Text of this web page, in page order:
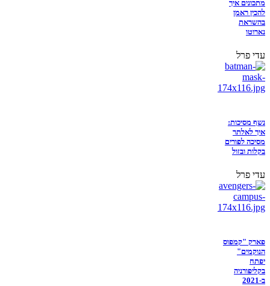
מתכונים איך
להכין ראמן
בהשראת
נארוטו
עדי פרל
נשף מסיכות:
איך לאלתר
מסיכה לפורים
בקלות ובזול
עדי פרל
פארק "קמפוס
הנוקמים"
יפתח
בקליפורניה
ב-2021